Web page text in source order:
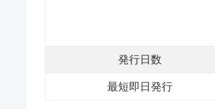
発行日数
最短即日発行